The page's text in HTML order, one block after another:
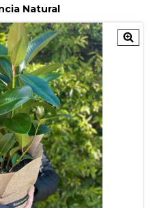
Natural